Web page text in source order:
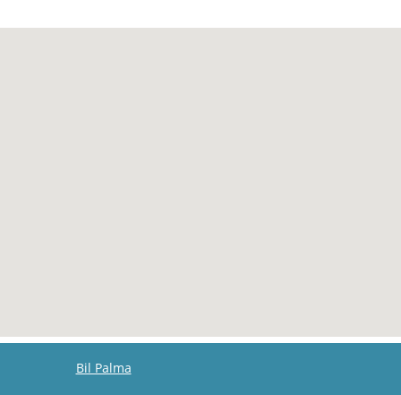
Bil Palma